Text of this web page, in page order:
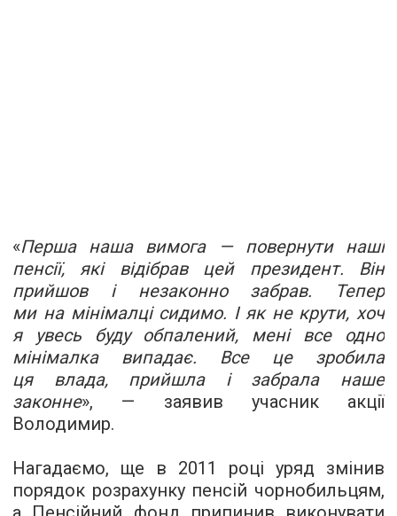
«Перша наша вимога — повернути наші
пенсії, які відібрав цей президент. Він
прийшов і незаконно забрав. Тепер
ми на мінімалці сидимо. І як не крути, хоч
я увесь буду обпалений, мені все одно
мінімалка випадає. Все це зробила
ця влада, прийшла і забрала наше
законне», — заявив учасник акції
Володимир.
Нагадаємо, ще в 2011 році уряд змінив
порядок розрахунку пенсій чорнобильцям,